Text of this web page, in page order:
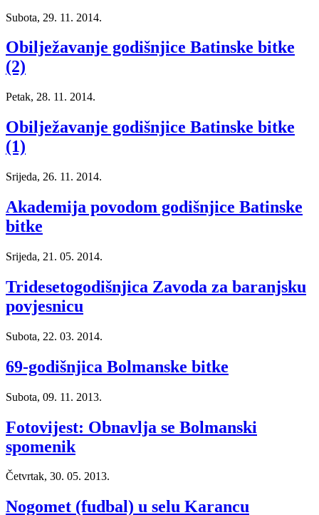
Subota, 29. 11. 2014.
Obilježavanje godišnjice Batinske bitke
(2)
Petak, 28. 11. 2014.
Obilježavanje godišnjice Batinske bitke
(1)
Srijeda, 26. 11. 2014.
Akademija povodom godišnjice Batinske
bitke
Srijeda, 21. 05. 2014.
Tridesetogodišnjica Zavoda za baranjsku
povjesnicu
Subota, 22. 03. 2014.
69-godišnjica Bolmanske bitke
Subota, 09. 11. 2013.
Fotovijest: Obnavlja se Bolmanski
spomenik
Četvrtak, 30. 05. 2013.
Nogomet (fudbal) u selu Karancu